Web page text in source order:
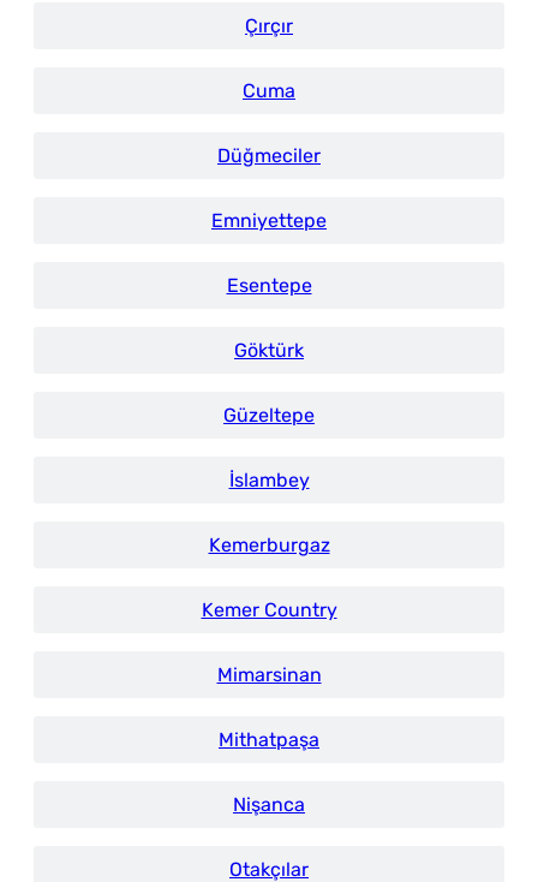
Çırçır
Cuma
Düğmeciler
Emniyettepe
Esentepe
Göktürk
Güzeltepe
İslambey
Kemerburgaz
Kemer Country
Mimarsinan
Mithatpaşa
Nişanca
Otakçılar